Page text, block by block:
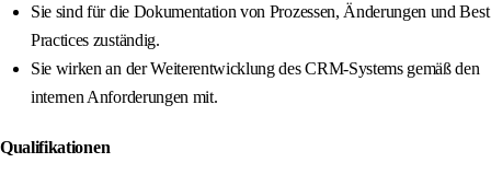
Sie sind für die Dokumentation von Prozessen, Änderungen und Best
Practices zuständig.
Sie wirken an der Weiterentwicklung des CRM-Systems gemäß den
internen Anforderungen mit.
Qualifikationen